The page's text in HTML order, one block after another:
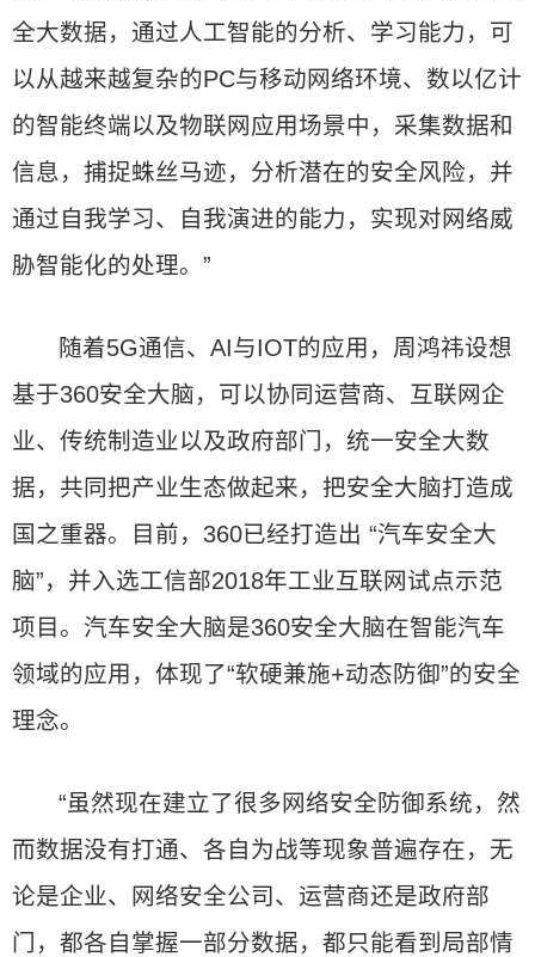
全大数据，通过人工智能的分析、学习能力，可
以从越来越复杂的PC与移动网络环境、数以亿计
的智能终端以及物联网应用场景中，采集数据和
信息，捕捉蛛丝马迹，分析潜在的安全风险，并
通过自我学习、自我演进的能力，实现对网络威
胁智能化的处理。”
随着5G通信、AI与IOT的应用，周鸿祎设想
基于360安全大脑，可以协同运营商、互联网企
业、传统制造业以及政府部门，统一安全大数
据，共同把产业生态做起来，把安全大脑打造成
国之重器。目前，360已经打造出 “汽车安全大
脑”，并入选工信部2018年工业互联网试点示范
项目。汽车安全大脑是360安全大脑在智能汽车
领域的应用，体现了“软硬兼施+动态防御”的安全
理念。
“虽然现在建立了很多网络安全防御系统，然
而数据没有打通、各自为战等现象普遍存在，无
论是企业、网络安全公司、运营商还是政府部
门，都各自掌握一部分数据，都只能看到局部情